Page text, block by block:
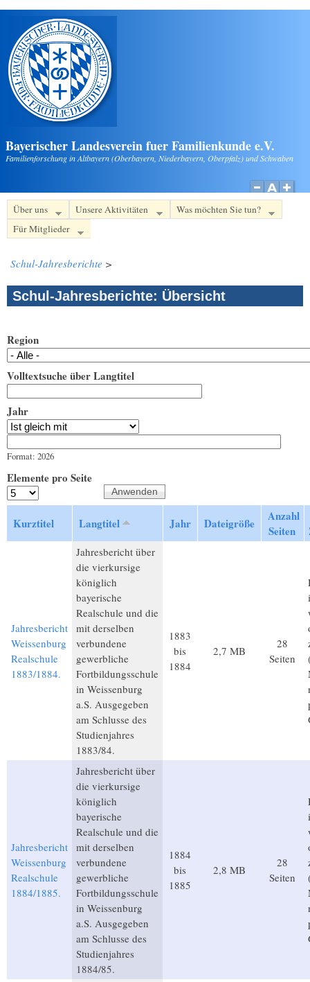
Direkt zum Inhalt
Bayerischer Landesverein fuer Familienkunde e.V.
Familienforschung in Altbayern (Oberbayern, Niederbayern, Oberpfalz) und Schwaben
Über uns Unsere Aktivitäten
Was möchten Sie tun?
Für Mitglieder
Schul-Jahresberichte >
Schul-Jahresberichte: Übersicht
Region
Volltextsuche über Langtitel
Jahr
Format: 2026
Elemente pro Seite
Kurztitel Langtitel Jahr Dateigröße
Anzahl
Seiten
Jahresbericht
Weissenburg
Realschule
1883/1884.
Jahresbericht über
die vierkursige
königlich
bayerische
Realschule und die
mit derselben
verbundene
gewerbliche
Fortbildungsschule
in Weissenburg
a.S. Ausgegeben
am Schlusse des
Studienjahres
1883/84.
1883
bis
1884
2,7 MB
28
Seiten
Jahresbericht
Weissenburg
Realschule
1884/1885.
Jahresbericht über
die vierkursige
königlich
bayerische
Realschule und die
mit derselben
verbundene
gewerbliche
Fortbildungsschule
in Weissenburg
a.S. Ausgegeben
am Schlusse des
Studienjahres
1884/85.
1884
bis
1885
2,8 MB
28
Seiten